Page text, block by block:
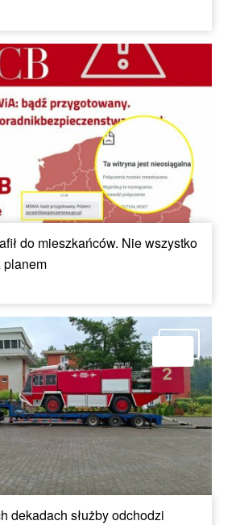
do mieszkańców. Nie wszystko
planem
dekadach służby odchodzi